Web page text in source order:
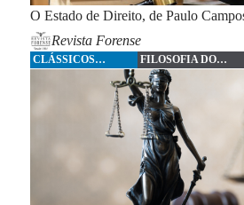
O Estado de Direito, de Paulo
Revista Forense
CLÁSSICOS
FORENSE
FILOSOFIA DO
DIREITO